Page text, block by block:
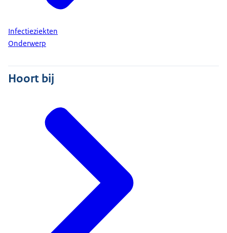
Infectieziekten
Onderwerp
Hoort bij